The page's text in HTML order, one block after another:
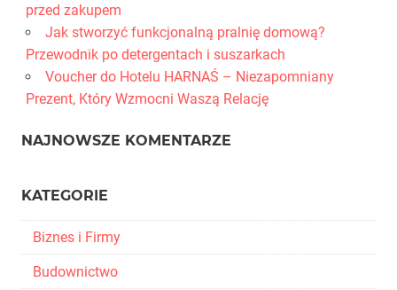
przed zakupem
Jak stworzyć funkcjonalną pralnię domową?
Przewodnik po detergentach i suszarkach
Voucher do Hotelu HARNAŚ – Niezapomniany
Prezent, Który Wzmocni Waszą Relację
NAJNOWSZE KOMENTARZE
KATEGORIE
Biznes i Firmy
Budownictwo